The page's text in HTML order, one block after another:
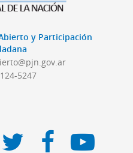
y Participación
5247